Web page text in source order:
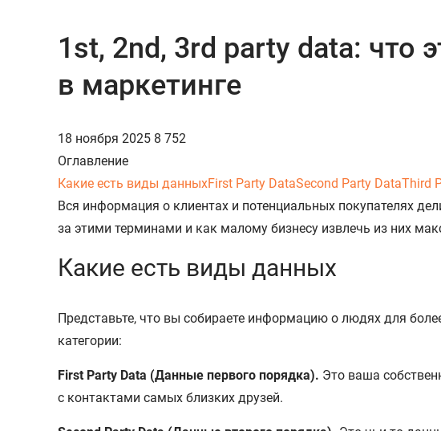
1st, 2nd, 3rd party data: что
в маркетинге
18 ноября 2025 8 752
Оглавление
Какие есть виды данныхFirst Party DataSecond Party DataThird
Вся информация о клиентах и потенциальных покупателях
за этими терминами и как малому бизнесу извлечь из них
Какие есть виды данных
Представьте, что вы собираете информацию о людях для
категории:
First Party Data (Данные первого порядка). Это ваша
с контактами самых близких друзей.